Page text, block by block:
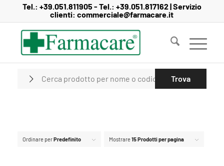
contenuto
navigazione
Tel.: +39.051.811905 - Tel.: +39.051.817162| Servizio
clienti:commerciale@farmacare.it
Ordinare perPredefinito Mostrare15 Prodotti per pagina